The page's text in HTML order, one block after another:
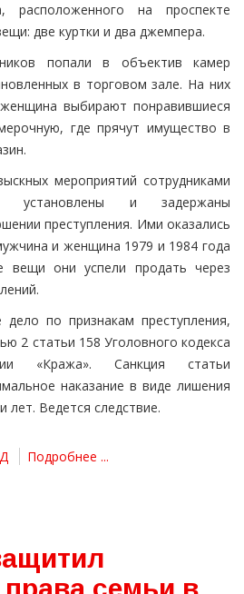
расположенного на проспекте
две куртки и два джемпера.
попали в объектив камер
в торговом зале. На них
выбирают понравившиеся
где прячут имущество в
мероприятий сотрудниками
установлены и задержаны
преступления. Ими оказались
и женщина 1979 и 1984 года
вещи они успели продать через
по признакам преступления,
2 статьи 158 Уголовного кодекса
«Кража». Санкция статьи
наказание в виде лишения
лет. Ведется следствие.
Подробнее ...